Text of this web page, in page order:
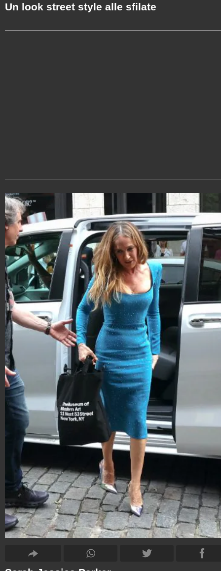
Un look street style alle sfilate